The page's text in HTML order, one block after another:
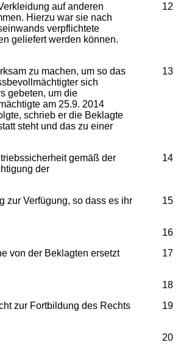
12
auf anderen
Hierzu war sie nach
verpflichtete
geliefert werden können.
13
zu machen, um so das
sich
gebeten, um die
am 25.9. 2014
schrieb er die Beklagte
steht und das zu einer
14
gemäß der
der
15
zur Verfügung, so dass es ihr
16
17
von der Beklagten ersetzt
18
19
zur Fortbildung des Rechts
20